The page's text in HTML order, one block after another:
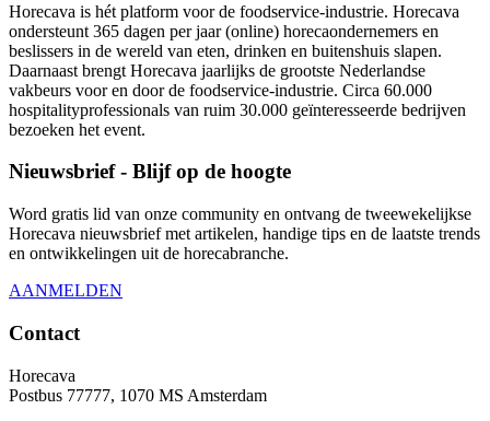
Horecava is hét platform voor de foodservice-industrie. Horecava
ondersteunt 365 dagen per jaar (online) horecaondernemers en
beslissers in de wereld van eten, drinken en buitenshuis slapen.
Daarnaast brengt Horecava jaarlijks de grootste Nederlandse
vakbeurs voor en door de foodservice-industrie. Circa 60.000
hospitalityprofessionals van ruim 30.000 geïnteresseerde bedrijven
bezoeken het event.
Nieuwsbrief - Blijf op de hoogte
Word gratis lid van onze community en ontvang de tweewekelijkse
Horecava nieuwsbrief met artikelen, handige tips en de laatste trends
en ontwikkelingen uit de horecabranche.
AANMELDEN
Contact
Horecava
Postbus 77777, 1070 MS Amsterdam